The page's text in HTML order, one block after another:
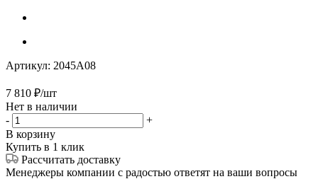
Артикул: 2045A08
7 810 ₽/шт
Нет в наличии
-
+
В корзину
Купить в 1 клик
Рассчитать доставку
Менеджеры компании с радостью ответят на ваши вопросы